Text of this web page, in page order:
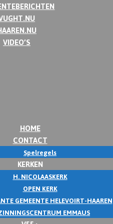
VIDEO’S
HOME
CONTACT
Spelregels
KERKEN
H. NICOLAASKERK
OPEN KERK
GEMEENTE HELEVOIRT-HAAREN
EMMAUS